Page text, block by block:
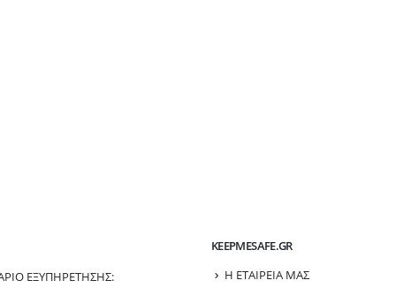
ΕΞΥΠΗΡΕΤΗΣΗΣ:
KEEPMESAFE.GR
Η ΕΤΑΙΡΕΙΑ ΜΑΣ